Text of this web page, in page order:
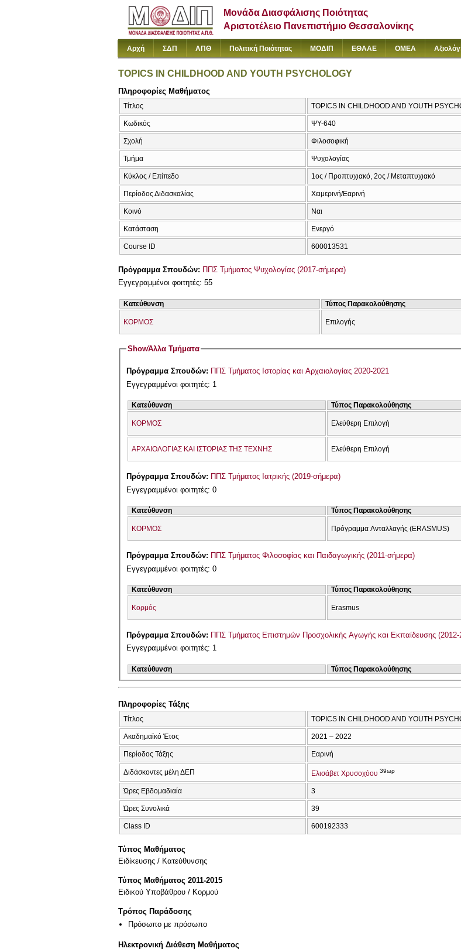
Μονάδα Διασφάλισης Ποιότητας
Αριστοτέλειο Πανεπιστήμιο Θεσσαλονίκης
Αρχή ΣΔΠ ΑΠΘ Πολιτική Ποιότητας ΜΟΔΙΠ ΕΘΑΑΕ ΟΜΕΑ
TOPICS IN CHILDHOOD AND YOUTH PSYCHOLOGY
Πληροφορίες Μαθήματος
Τίτλος TOPICS IN CHILDHOOD AND YOUTH
Κωδικός ΨΥ-640
Σχολή Φιλοσοφική
Τμήμα Ψυχολογίας
Κύκλος / Επίπεδο 1ος / Προπτυχιακό, 2ος / Μεταπτυχιακό
Περίοδος Διδασκαλίας Χειμερινή/Εαρινή
Κοινό Ναι
Κατάσταση Ενεργό
Course ID 600013531
Πρόγραμμα Σπουδών: ΠΠΣ Τμήματος Ψυχολογίας (2017-σήμερα)
Εγγεγραμμένοι φοιτητές: 55
Κατεύθυνση Τύπος Παρακολούθησης
ΚΟΡΜΟΣ Επιλογής
ShowΆλλα Τμήματα
Πρόγραμμα Σπουδών: ΠΠΣ Τμήματος Ιστορίας και Αρχαιολογίας 2020-2021
Εγγεγραμμένοι φοιτητές: 1
Κατεύθυνση Τύπος Παρακολούθησης
ΚΟΡΜΟΣ Ελεύθερη Επιλογή
ΑΡΧΑΙΟΛΟΓΙΑΣ ΚΑΙ ΙΣΤΟΡΙΑΣ ΤΗΣ ΤΕΧΝΗΣ Ελεύθερη Επιλογή
Πρόγραμμα Σπουδών: ΠΠΣ Τμήματος Ιατρικής (2019-σήμερα)
Εγγεγραμμένοι φοιτητές: 0
Κατεύθυνση Τύπος Παρακολούθησης
ΚΟΡΜΟΣ Πρόγραμμα Ανταλλαγής (ERASMUS)
Πρόγραμμα Σπουδών: ΠΠΣ Τμήματος Φιλοσοφίας και Παιδαγωγικής (2011-σήμερα)
Εγγεγραμμένοι φοιτητές: 0
Κατεύθυνση Τύπος Παρακολούθησης
Κορμός Erasmus
Πρόγραμμα Σπουδών: ΠΠΣ Τμήματος Επιστημών Προσχολικής Αγωγής και Εκπαίδευσης (2012-
Εγγεγραμμένοι φοιτητές: 1
Κατεύθυνση Τύπος Παρακολούθησης
Πληροφορίες Τάξης
Τίτλος TOPICS IN CHILDHOOD AND YOUTH
Ακαδημαϊκό Έτος 2021 – 2022
Περίοδος Τάξης Εαρινή
Διδάσκοντες μέλη ΔΕΠ Ελισάβετ Χρυσοχόου 39ωρ
Ώρες Εβδομαδιαία 3
Ώρες Συνολικά 39
Class ID 600192333
Τύπος Μαθήματος
Eιδίκευσης / Kατεύθυνσης
Τύπος Μαθήματος 2011-2015
Ειδικού Υποβάθρου / Κορμού
Τρόπος Παράδοσης
Πρόσωπο με πρόσωπο
Ηλεκτρονική Διάθεση Μαθήματος